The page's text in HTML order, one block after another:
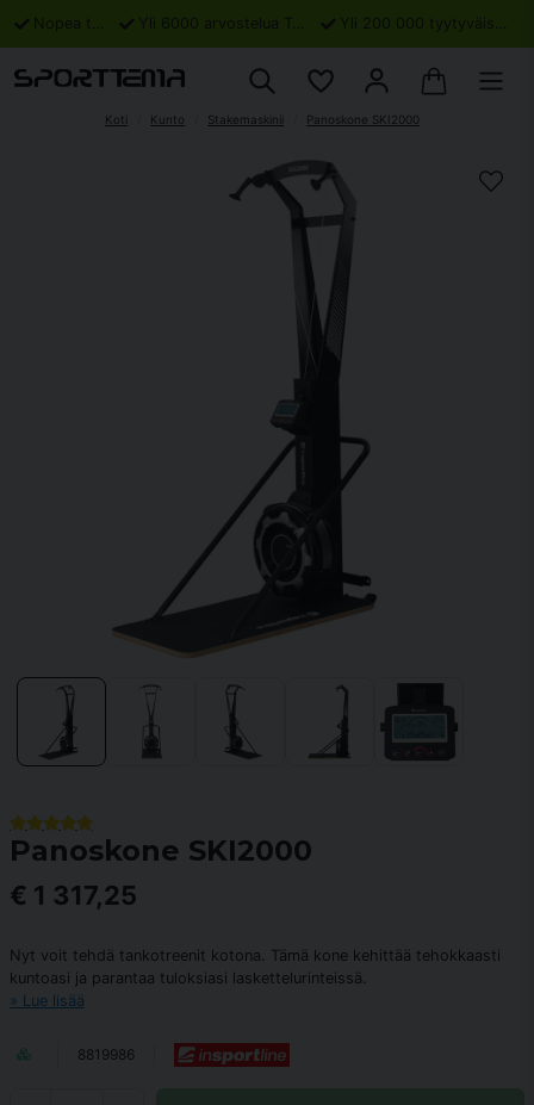
Nopea toimitus Yli 6000 arvostelua Trustpilotissa Yli 200 000 tyytyväistä asiakasta
Koti Kunto Stakemaskinii Panoskone SKI2000
Panoskone SKI2000
€ 1 317,25
Nyt voit tehdä tankotreenit kotona. Tämä kone kehittää tehokkaasti
kuntoasi ja parantaa tuloksiasi laskettelurinteissä.
Lue lisää
8819986